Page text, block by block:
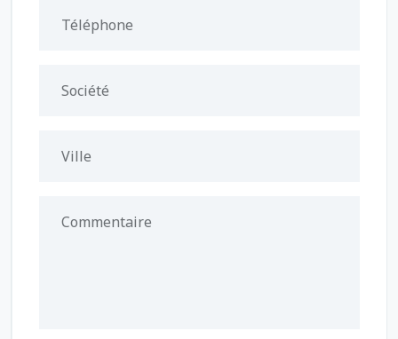
Téléphone
Société
Ville
Commentaire